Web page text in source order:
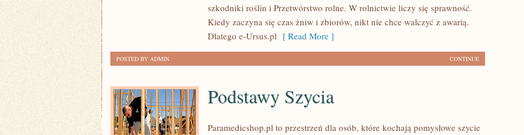
szkodniki roślin i Przetwórstwo rolne. W rolnictwie liczy się sprawność.
Kiedy zaczyna się czas żniw i zbiorów, nikt nie chce walczyć z awarią.
Dlatego e-Ursus.pl [ Read More ]
CONTINUE
POSTED BY ADMIN
Podstawy Szycia
Paramedicshop.pl to przestrzeń dla osób, które kochają pomysłowe szycie